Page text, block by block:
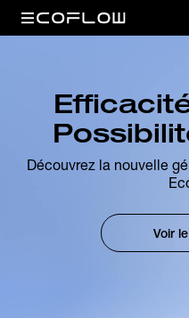
Découvrez la nouvelle
Voir